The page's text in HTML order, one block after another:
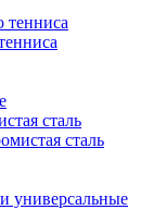
тенниса
сталь
сталь
универсальные